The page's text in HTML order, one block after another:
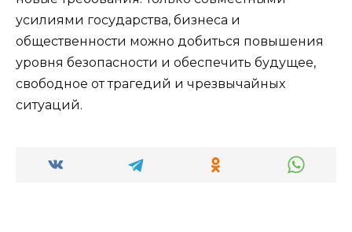
усилиями государства, бизнеса и
общественности можно добиться повышения
уровня безопасности и обеспечить будущее,
свободное от трагедий и чрезвычайных
ситуаций.